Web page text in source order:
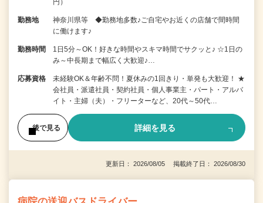
円）
勤務地
神奈川県等 ◆勤務地多数♪ご自宅やお近くの店舗で間時間
に働けます♪
勤務時間
1日5分～OK！好きな時間やスキマ時間でサクッと♪ ☆1日の
み～中長期まで幅広く大歓迎♪…
応募資格
未経験OK＆年齢不問！夏休みの1回きり・単発も大歓迎！ ★
会社員・派遣社員・契約社員・個人事業主・パート・アルバ
イト・主婦（夫）・フリーターなど、20代～50代…
後で見る 詳細を見る
更新日： 2026/08/05 掲載終了日： 2026/08/30